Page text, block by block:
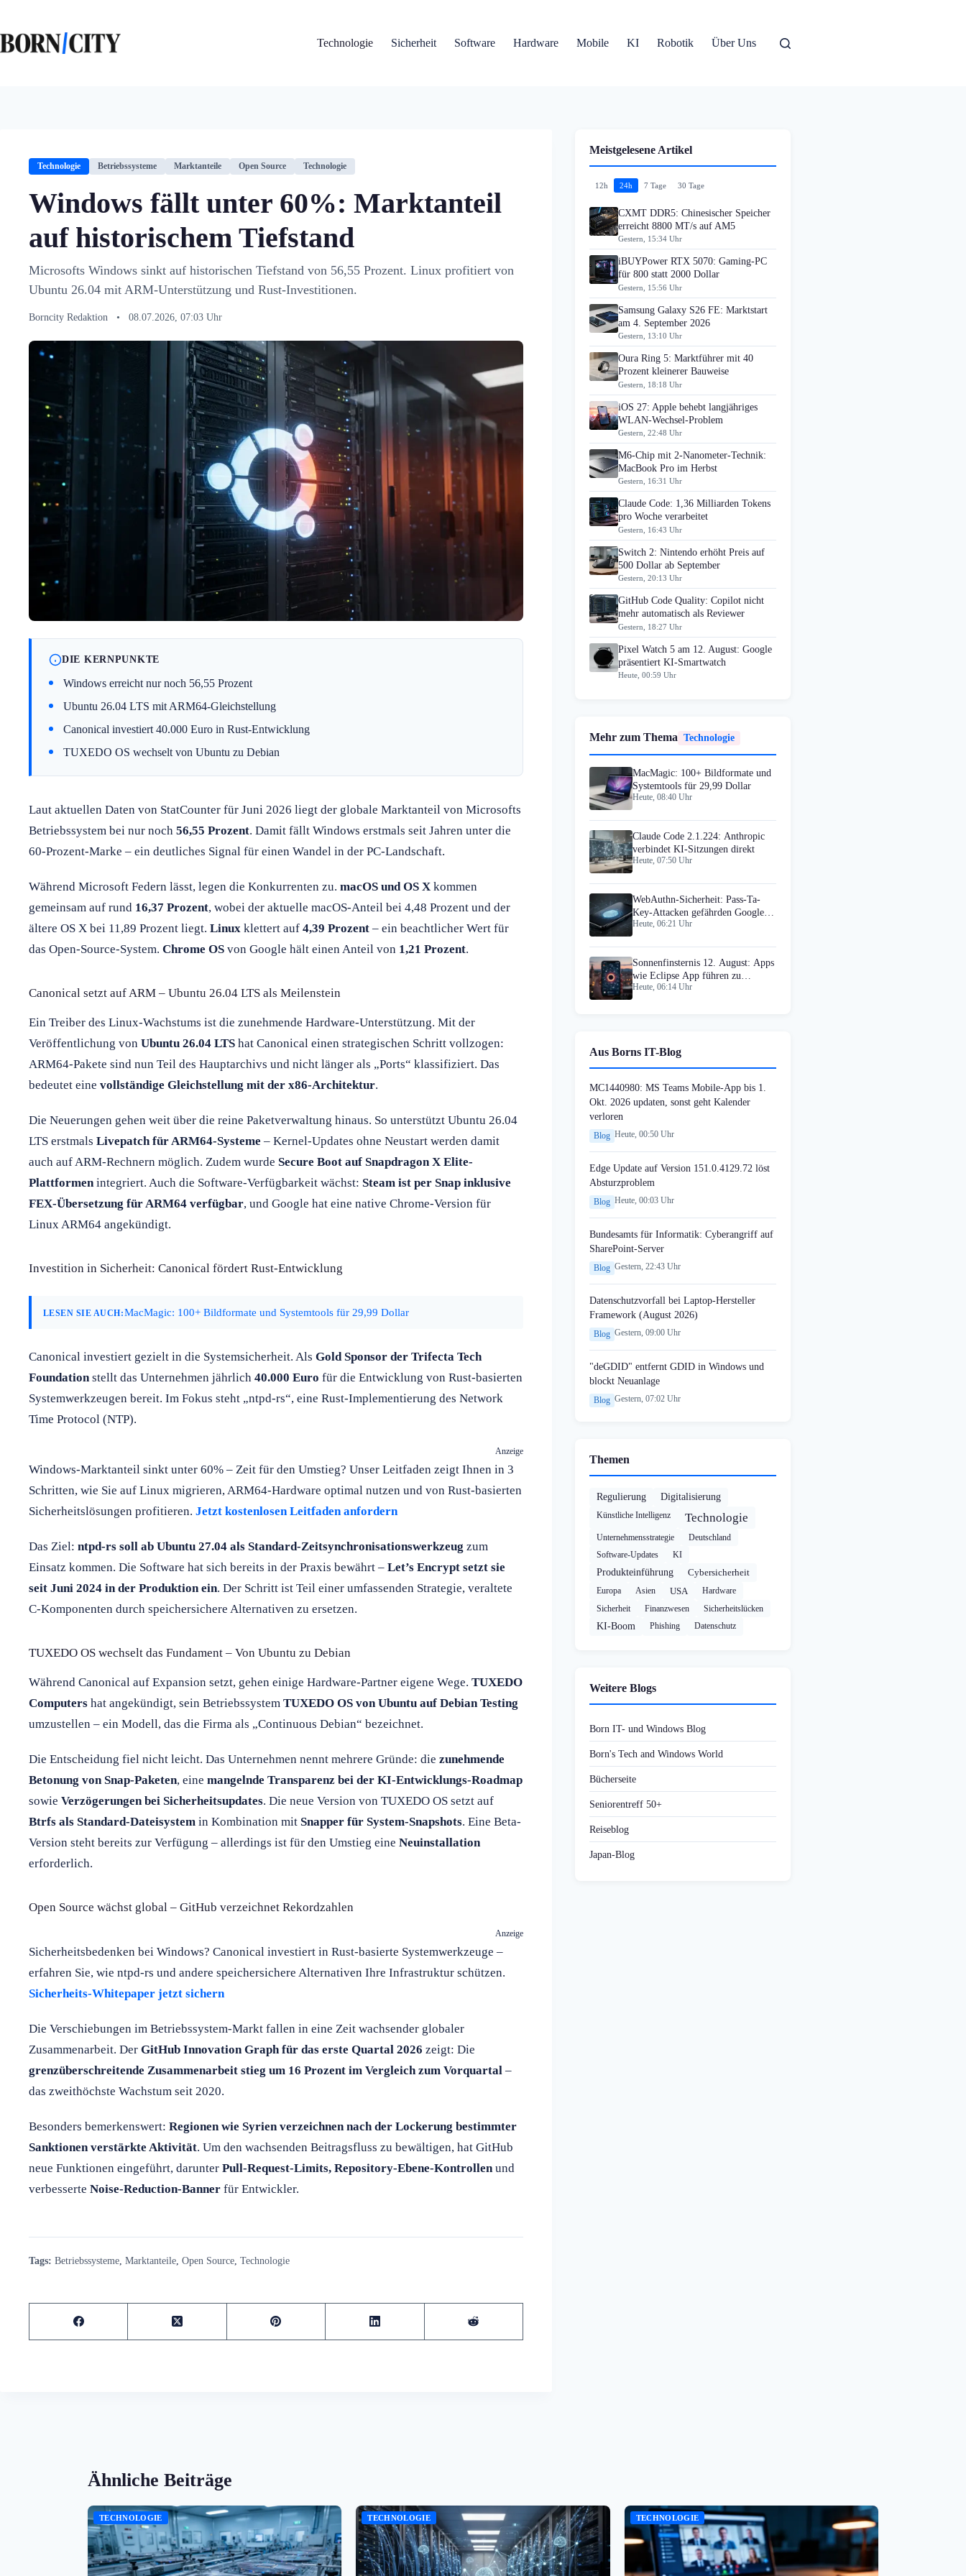
springen
Technologie
Sicherheit Software Hardware Mobile KI Robotik Über Uns
Technologie Betriebssysteme Marktanteile Open Source Technologie
Windows fällt unter 60%: Marktanteil
auf historischem Tiefstand
Microsofts Windows sinkt auf historischen Tiefstand von 56,55 Prozent. Linux profitiert von
Ubuntu 26.04 mit ARM-Unterstützung und Rust-Investitionen.
Borncity Redaktion • 08.07.2026, 07:03 Uhr
DIE KERNPUNKTE
Windows erreicht nur noch 56,55 Prozent
Ubuntu 26.04 LTS mit ARM64-Gleichstellung
Canonical investiert 40.000 Euro in Rust-Entwicklung
TUXEDO OS wechselt von Ubuntu zu Debian
Laut aktuellen Daten von StatCounter für Juni 2026 liegt der globale Marktanteil von Microsofts
Betriebssystem bei nur noch 56,55 Prozent. Damit fällt Windows erstmals seit Jahren unter die
60-Prozent-Marke – ein deutliches Signal für einen Wandel in der PC-Landschaft.
Während Microsoft Federn lässt, legen die Konkurrenten zu. macOS und OS X kommen
gemeinsam auf rund 16,37 Prozent, wobei der aktuelle macOS-Anteil bei 4,48 Prozent und der
ältere OS X bei 11,89 Prozent liegt. Linux klettert auf 4,39 Prozent – ein beachtlicher Wert für
das Open-Source-System. Chrome OS von Google hält einen Anteil von 1,21 Prozent.
Canonical setzt auf ARM – Ubuntu 26.04 LTS als Meilenstein
Ein Treiber des Linux-Wachstums ist die zunehmende Hardware-Unterstützung. Mit der
Veröffentlichung von Ubuntu 26.04 LTS hat Canonical einen strategischen Schritt vollzogen:
ARM64-Pakete sind nun Teil des Hauptarchivs und nicht länger als „Ports“ klassifiziert. Das
bedeutet eine vollständige Gleichstellung mit der x86-Architektur.
Die Neuerungen gehen weit über die reine Paketverwaltung hinaus. So unterstützt Ubuntu 26.04
LTS erstmals Livepatch für ARM64-Systeme – Kernel-Updates ohne Neustart werden damit
auch auf ARM-Rechnern möglich. Zudem wurde Secure Boot auf Snapdragon X Elite-
Plattformen integriert. Auch die Software-Verfügbarkeit wächst: Steam ist per Snap inklusive
FEX-Übersetzung für ARM64 verfügbar, und Google hat eine native Chrome-Version für
Linux ARM64 angekündigt.
Investition in Sicherheit: Canonical fördert Rust-Entwicklung
LESEN SIE AUCH:MacMagic: 100+ Bildformate und Systemtools für 29,99 Dollar
Canonical investiert gezielt in die Systemsicherheit. Als Gold Sponsor der Trifecta Tech
Foundation stellt das Unternehmen jährlich 40.000 Euro für die Entwicklung von Rust-basierten
Systemwerkzeugen bereit. Im Fokus steht „ntpd-rs“, eine Rust-Implementierung des Network
Time Protocol (NTP).
Anzeige
Windows-Marktanteil sinkt unter 60% – Zeit für den Umstieg? Unser Leitfaden zeigt Ihnen in 3
Schritten, wie Sie auf Linux migrieren, ARM64-Hardware optimal nutzen und von Rust-basierten
Sicherheitslösungen profitieren. Jetzt kostenlosen Leitfaden anfordern
Das Ziel: ntpd-rs soll ab Ubuntu 27.04 als Standard-Zeitsynchronisationswerkzeug zum
Einsatz kommen. Die Software hat sich bereits in der Praxis bewährt – Let’s Encrypt setzt sie
seit Juni 2024 in der Produktion ein. Der Schritt ist Teil einer umfassenden Strategie, veraltete
C-Komponenten durch speichersichere Alternativen zu ersetzen.
TUXEDO OS wechselt das Fundament – Von Ubuntu zu Debian
Während Canonical auf Expansion setzt, gehen einige Hardware-Partner eigene Wege. TUXEDO
Computers hat angekündigt, sein Betriebssystem TUXEDO OS von Ubuntu auf Debian Testing
umzustellen – ein Modell, das die Firma als „Continuous Debian“ bezeichnet.
Die Entscheidung fiel nicht leicht. Das Unternehmen nennt mehrere Gründe: die zunehmende
Betonung von Snap-Paketen, eine mangelnde Transparenz bei der KI-Entwicklungs-Roadmap
sowie Verzögerungen bei Sicherheitsupdates. Die neue Version von TUXEDO OS setzt auf
Btrfs als Standard-Dateisystem in Kombination mit Snapper für System-Snapshots. Eine Beta-
Version steht bereits zur Verfügung – allerdings ist für den Umstieg eine Neuinstallation
erforderlich.
Open Source wächst global – GitHub verzeichnet Rekordzahlen
Anzeige
Sicherheitsbedenken bei Windows? Canonical investiert in Rust-basierte Systemwerkzeuge –
erfahren Sie, wie ntpd-rs und andere speichersichere Alternativen Ihre Infrastruktur schützen.
Sicherheits-Whitepaper jetzt sichern
Die Verschiebungen im Betriebssystem-Markt fallen in eine Zeit wachsender globaler
Zusammenarbeit. Der GitHub Innovation Graph für das erste Quartal 2026 zeigt: Die
grenzüberschreitende Zusammenarbeit stieg um 16 Prozent im Vergleich zum Vorquartal –
das zweithöchste Wachstum seit 2020.
Besonders bemerkenswert: Regionen wie Syrien verzeichnen nach der Lockerung bestimmter
Sanktionen verstärkte Aktivität. Um den wachsenden Beitragsfluss zu bewältigen, hat GitHub
neue Funktionen eingeführt, darunter Pull-Request-Limits, Repository-Ebene-Kontrollen und
verbesserte Noise-Reduction-Banner für Entwickler.
Tags: Betriebssysteme Marktanteile Open Source Technologie
Meistgelesene Artikel
12h 24h 7 Tage 30 Tage
CXMT DDR5: Chinesischer Speicher
erreicht 8800 MT/s auf AM5
Gestern, 15:34 Uhr
iBUYPower RTX 5070: Gaming-PC
für 800 statt 2000 Dollar
Gestern, 15:56 Uhr
Samsung Galaxy S26 FE: Marktstart
am 4. September 2026
Gestern, 13:10 Uhr
Oura Ring 5: Marktführer mit 40
Prozent kleinerer Bauweise
Gestern, 18:18 Uhr
iOS 27: Apple behebt langjähriges
WLAN-Wechsel-Problem
Gestern, 22:48 Uhr
M6-Chip mit 2-Nanometer-Technik:
MacBook Pro im Herbst
Gestern, 16:31 Uhr
Claude Code: 1,36 Milliarden Tokens
pro Woche verarbeitet
Gestern, 16:43 Uhr
Switch 2: Nintendo erhöht Preis auf
500 Dollar ab September
Gestern, 20:13 Uhr
GitHub Code Quality: Copilot nicht
mehr automatisch als Reviewer
Gestern, 18:27 Uhr
Pixel Watch 5 am 12. August: Google
präsentiert KI-Smartwatch
Heute, 00:59 Uhr
Mehr zum Thema Technologie
MacMagic: 100+ Bildformate und
Systemtools für 29,99 Dollar
Heute, 08:40 Uhr
Claude Code 2.1.224: Anthropic
verbindet KI-Sitzungen direkt
Heute, 07:50 Uhr
WebAuthn-Sicherheit: Pass-Ta-
Key-Attacken gefährden Google
Password Manager
Heute, 06:21 Uhr
Sonnenfinsternis 12. August: Apps
wie Eclipse App führen zu
optimalen Standorten
Heute, 06:14 Uhr
Aus Borns IT-Blog
MC1440980: MS Teams Mobile-App bis 1.
Okt. 2026 updaten, sonst geht Kalender
verloren
Blog Heute, 00:50 Uhr
Edge Update auf Version 151.0.4129.72 löst
Absturzproblem
Blog Heute, 00:03 Uhr
Bundesamts für Informatik: Cyberangriff auf
SharePoint-Server
Blog Gestern, 22:43 Uhr
Datenschutzvorfall bei Laptop-Hersteller
Framework (August 2026)
Blog Gestern, 09:00 Uhr
"deGDID" entfernt GDID in Windows und
blockt Neuanlage
Blog Gestern, 07:02 Uhr
Themen
Regulierung Digitalisierung
Künstliche Intelligenz Technologie
Unternehmensstrategie
Deutschland
Software-Updates
KI
Produkteinführung Cybersicherheit
Europa Asien USA
Hardware
Sicherheit
Finanzwesen Sicherheitslücken
KI-Boom Phishing Datenschutz
Weitere Blogs
Born IT- und Windows Blog
Born's Tech and Windows World
Bücherseite
Seniorentreff 50+
Reiseblog
Japan-Blog
Ähnliche Beiträge
TECHNOLOGIE TECHNOLOGIE TECHNOLOGIE